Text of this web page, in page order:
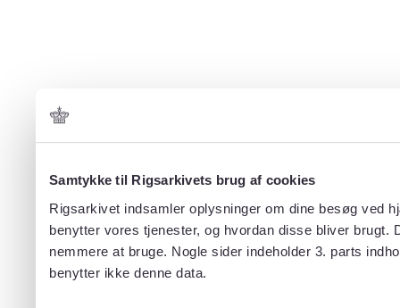
Samtykke til Rigsarkivets brug af cookies
Rigsarkivet indsamler oplysninger om dine besøg ved
benytter vores tjenester, og hvordan disse bliver
nemmere at bruge. Nogle sider indeholder 3. parts
benytter ikke denne data.